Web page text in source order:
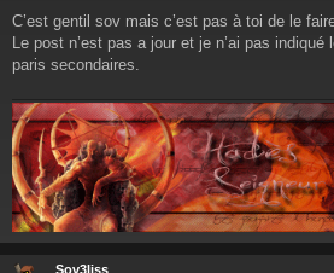
s
s
a
C’est gentil sov mais c’est pas à toi de le faire
Le post n’est pas a jour et je n’ai pas
paris secondaires.
Sov3liss